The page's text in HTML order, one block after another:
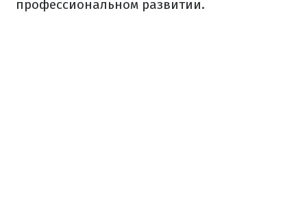
профессиональном развитии.